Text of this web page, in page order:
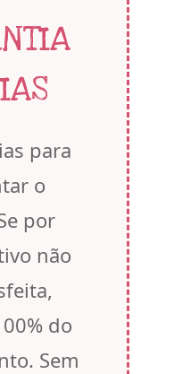
para
o
por
não
do
Sem